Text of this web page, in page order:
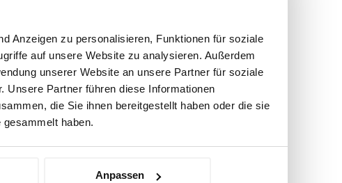
Anzeigen zu personalisieren, Funktionen für soziale
auf unsere Website zu analysieren. Außerdem
unserer Website an unsere Partner für soziale
Unsere Partner führen diese Informationen
die Sie ihnen bereitgestellt haben oder die sie
haben.
Anpassen